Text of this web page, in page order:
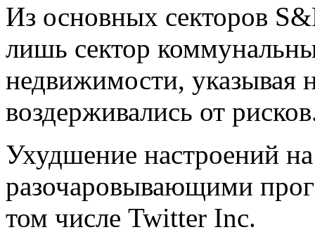
Из основных секторов
лишь сектор
недвижимости, указывая
воздерживались от
Ухудшение настроений
разочаровывающими
том числе Twitter Inc.